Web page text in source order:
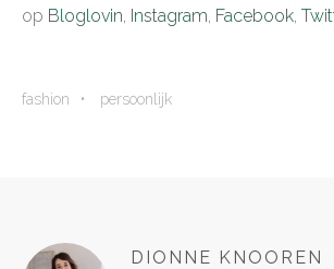
op Bloglovin, Instagram, Facebook,
fashion persoonlijk
DIONNE KNOOREN